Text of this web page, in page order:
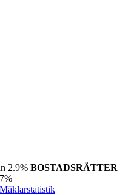
2.9% BOSTADSRÄTTER